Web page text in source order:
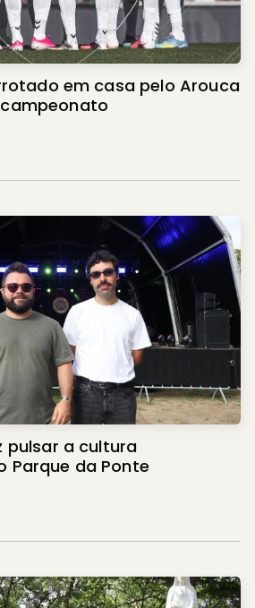
em casa pelo Arouca
pulsar a cultura
Parque da Ponte